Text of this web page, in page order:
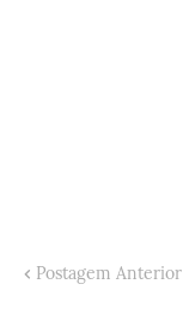
Postagem Anterior